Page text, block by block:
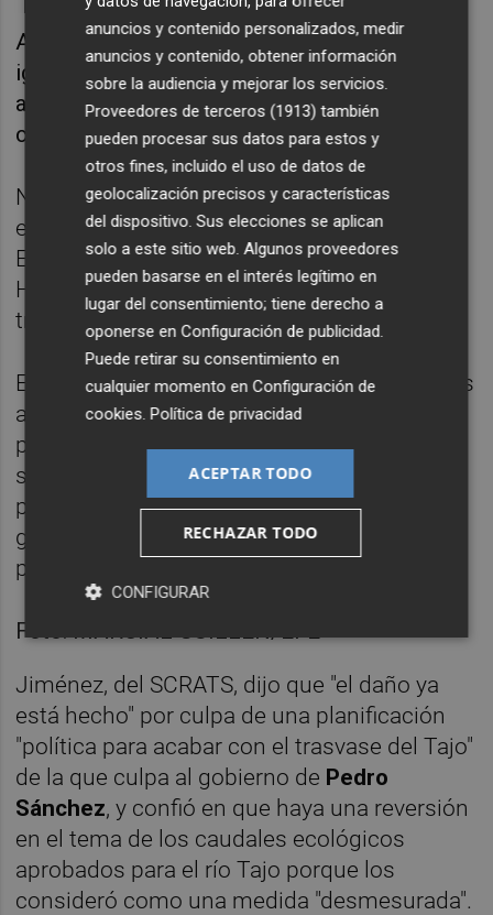
Al respecto, Rubira lamentó que el ministerio
ignorase los informes técnicos y las
alegaciones en contra de tal incremento que
consideran injustificado.
Novillo señaló que el agua "es un bien
esencial desatendido por el gobierno de
España" y lamentó la modificación del Plan
Hidrológico del Tajo les afecte para el
trasvase de agua del río Alberche.
El representantes andaluz subrayó que estas
autonomías no tendrán futuro sin agua
porque es vital no solo para la agricultura,
sino también para el turismo y la industria, y
puso como ejemplo de solidaridad y buena
gestión el trasvase Guadiaro-Majaceite para
palier el déficit histórico en Cádiz.
Foto: MARCIAL GUILLÉN/EFE
Jiménez, del SCRATS, dijo que "el daño ya
está hecho" por culpa de una planificación
"política para acabar con el trasvase del Tajo"
de la que culpa al gobierno de Pedro
Sánchez, y confió en que haya una reversión
en el tema de los caudales ecológicos
aprobados para el río Tajo porque los
consideró como una medida "desmesurada".
anuncios y contenido personalizados, medir
anuncios y contenido, obtener información
sobre la audiencia y mejorar los servicios.
Proveedores de terceros (1913) también
pueden procesar sus datos para estos y
otros fines, incluido el uso de datos de
geolocalización precisos y características
del dispositivo. Sus elecciones se aplican
solo a este sitio web. Algunos proveedores
pueden basarse en el interés legítimo en
lugar del consentimiento; tiene derecho a
oponerse enConfiguración de publicidad.
Puede retirar su consentimiento en
cualquier momento enConfiguración de
cookies.Política de privacidad
ACEPTAR TODO
RECHAZAR TODO
CONFIGURAR